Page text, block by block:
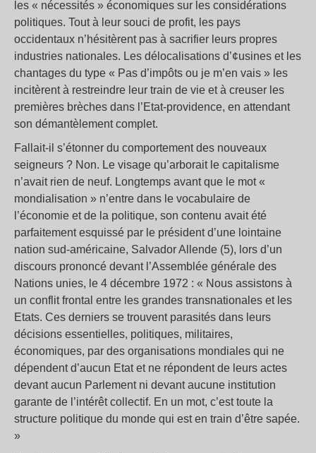
les « nécessités » économiques sur les considérations
politiques. Tout à leur souci de profit, les pays
occidentaux n’hésitèrent pas à sacrifier leurs propres
industries nationales. Les délocalisations d’¢usines et les
chantages du type « Pas d’impôts ou je m’en vais » les
incitèrent à restreindre leur train de vie et à creuser les
premières brèches dans l’Etat-providence, en attendant
son démantèlement complet.
Fallait-il s’étonner du comportement des nouveaux
seigneurs ? Non. Le visage qu’arborait le capitalisme
n’avait rien de neuf. Longtemps avant que le mot «
mondialisation » n’entre dans le vocabulaire de
l’économie et de la politique, son contenu avait été
parfaitement esquissé par le président d’une lointaine
nation sud-américaine, Salvador Allende (5), lors d’un
discours prononcé devant l’Assemblée générale des
Nations unies, le 4 décembre 1972 : « Nous assistons à
un conflit frontal entre les grandes transnationales et les
Etats. Ces derniers se trouvent parasités dans leurs
décisions essentielles, politiques, militaires,
économiques, par des organisations mondiales qui ne
dépendent d’aucun Etat et ne répondent de leurs actes
devant aucun Parlement ni devant aucune institution
garante de l’intérêt collectif. En un mot, c’est toute la
structure politique du monde qui est en train d’être sapée.
»